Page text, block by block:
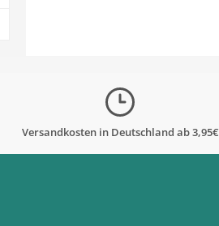
Versandkosten in Deutschland ab 3,95€